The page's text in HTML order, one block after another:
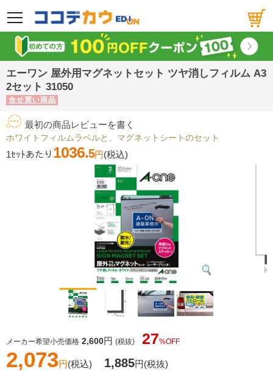
メニュー
エーワン 屋外用マグネットセット ツヤ消しフィルム A3
2セット 31050
合せ買い商品
最初の商品レビューを書く
ホワイトフィルムラベルと、マグネットシートのセット
1ｾｯﾄあたり 1036.5円(税込)
メーカー希望小売価格 2,600円 (税抜) 27%OFF
2,073円(税込) 1,885円(税抜)